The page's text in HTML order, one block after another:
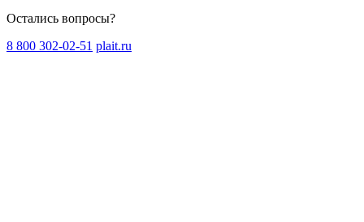
Остались вопросы?
8 800 302-02-51 plait.ru